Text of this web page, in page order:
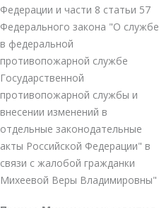
Федерации и части 8 статьи 57
Федерального закона "О службе
в федеральной
противопожарной службе
Государственной
противопожарной службы и
внесении изменений в
отдельные законодательные
акты Российской Федерации" в
связи с жалобой гражданки
Михеевой Веры Владимировны"